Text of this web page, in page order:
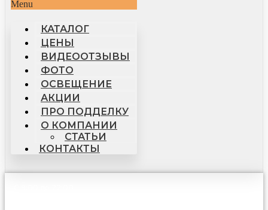
Menu
КАТАЛОГ
ЦЕНЫ
ВИДЕООТЗЫВЫ
ФОТО
ОСВЕЩЕНИЕ
АКЦИИ
ПРО ПОДДЕЛКУ
О КОМПАНИИ
СТАТЬИ
КОНТАКТЫ